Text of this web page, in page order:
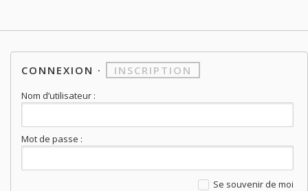
CONNEXION · INSCRIPTION
Nom d’utilisateur :
Mot de passe :
Se souvenir de moi